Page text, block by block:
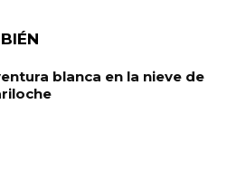
blanca en la nieve de